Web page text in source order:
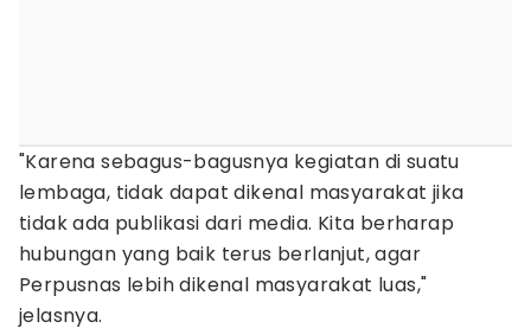
"Karena sebagus-bagusnya kegiatan di suatu
lembaga, tidak dapat dikenal masyarakat jika
tidak ada publikasi dari media. Kita berharap
hubungan yang baik terus berlanjut, agar
Perpusnas lebih dikenal masyarakat luas,"
jelasnya.